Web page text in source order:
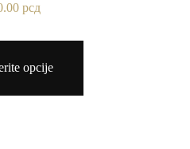
рсд
opcije